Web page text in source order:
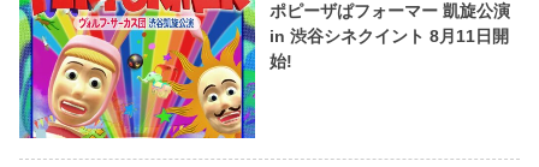
ポピーザぱフォーマー 凱旋公演
in 渋谷シネクイント 8月11日開
始!